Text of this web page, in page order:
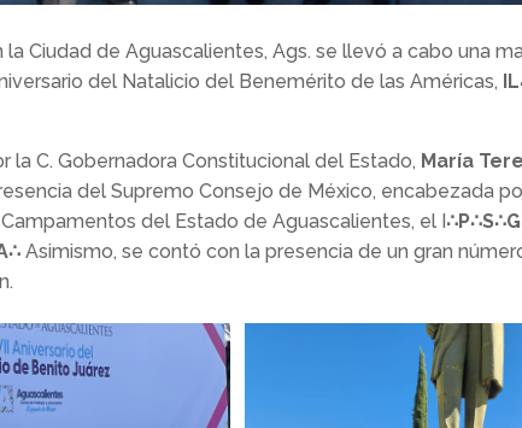
la Ciudad de Aguascalientes, Ags. se llevó a cabo una
del Natalicio del Benemérito de las Américas,
C. Gobernadora Constitucional del Estado, María
del Supremo Consejo de México, encabezada
del Estado de Aguascalientes, el I
Asimismo, se contó con la presencia de un gran